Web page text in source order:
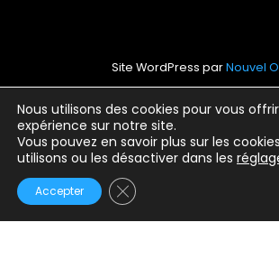
Nous utilisons des cookies pour vous
expérience sur notre site.
Vous pouvez en savoir plus sur les
utilisons ou les désactiver dans les
Accepter Fermer la bannière des
Site WordPress parNouvel
Mentions légales
Conditions générales
Politique de confidentialité